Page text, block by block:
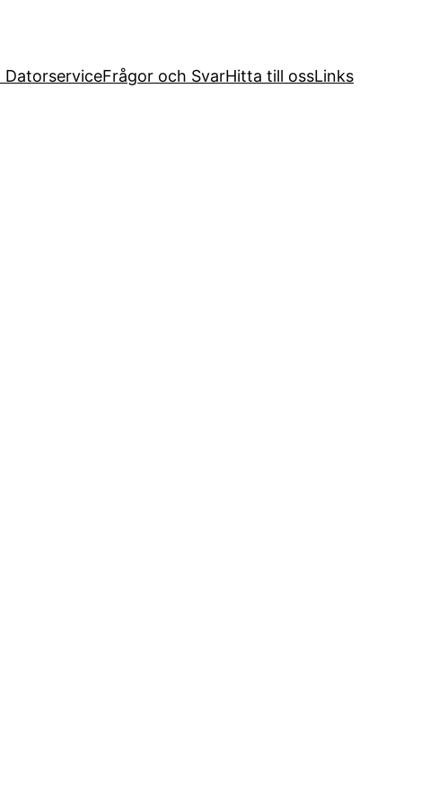
DatorserviceFrågor och SvarHitta till ossLinks